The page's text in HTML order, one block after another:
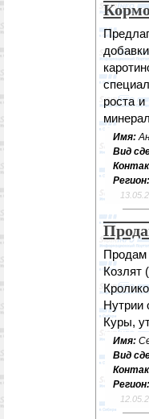
роста
Имя:
Вид
Регион:
Продам
Козлят
Нутрии
Куры,
Имя:
Вид
Регион: